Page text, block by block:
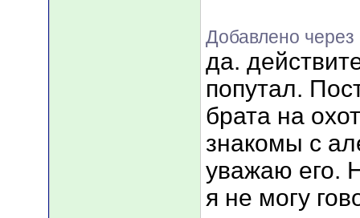
Добавлено через
да.
попутал.
брата на
знакомы с
уважаю его.
я не могу